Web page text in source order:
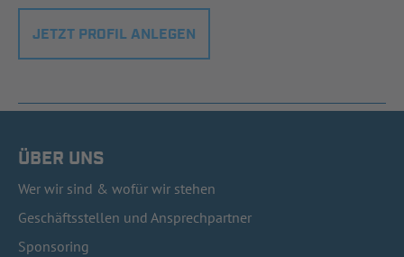
JETZT PROFIL ANLEGEN
ÜBER UNS
Wer wir sind & wofür wir stehen
Geschäftsstellen und Ansprechpartner
Sponsoring